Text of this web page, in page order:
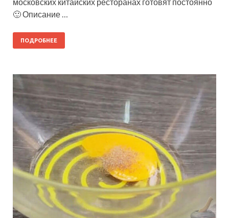
🙂 Описание …
ПОДРОБНЕЕ